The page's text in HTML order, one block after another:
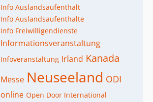
Info Auslandsaufenthalt
Info Auslandsaufenthalte
Info Freiwilligendienste
Informationsveranstaltung
Infoveranstaltung Irland Kanada
Messe Neuseeland ODI
online Open Door International